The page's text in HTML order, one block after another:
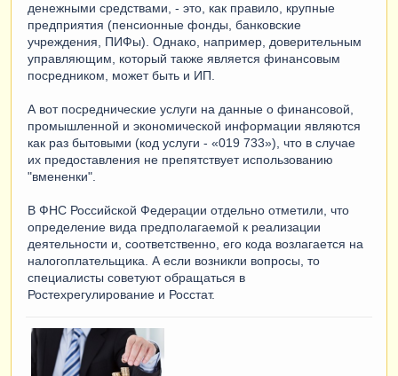
денежными средствами, - это, как правило, крупные
предприятия (пенсионные фонды, банковские
учреждения, ПИФы). Однако, например, доверительным
управляющим, который также является финансовым
посредником, может быть и ИП.
А вот посреднические услуги на данные о финансовой,
промышленной и экономической информации являются
как раз бытовыми (код услуги - «019 733»), что в случае
их предоставления не препятствует использованию
"вмененки".
В ФНС Российской Федерации отдельно отметили, что
определение вида предполагаемой к реализации
деятельности и, соответственно, его кода возлагается на
налогоплательщика. А если возникли вопросы, то
специалисты советуют обращаться в
Ростехрегулирование и Росстат.